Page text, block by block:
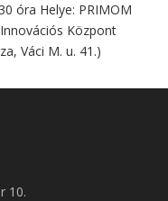
óra Helye: PRIMOM
Központ
Váci M. u. 41.)
10.